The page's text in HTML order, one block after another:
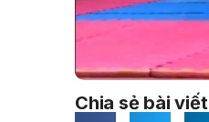
Chia sẻ bài viết